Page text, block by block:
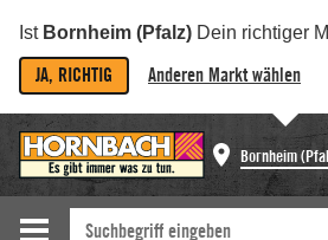
Ist Bornheim (Pfalz) Dein richtiger
JA, RICHTIG Anderen Markt wählen
Bornheim